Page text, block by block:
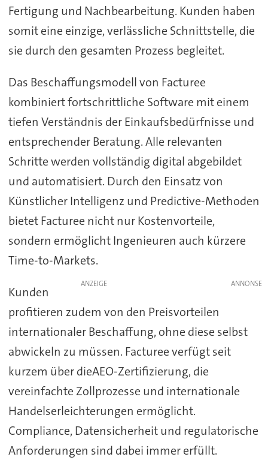
Fertigung und Nachbearbeitung. Kunden haben
somit eine einzige, verlässliche Schnittstelle, die
sie durch den gesamten Prozess begleitet.
Das Beschaffungsmodell von Facturee
kombiniert fortschrittliche Software mit einem
tiefen Verständnis der Einkaufsbedürfnisse und
entsprechender Beratung. Alle relevanten
Schritte werden vollständig digital abgebildet
und automatisiert. Durch den Einsatz von
Künstlicher Intelligenz und Predictive-Methoden
bietet Facturee nicht nur Kostenvorteile,
sondern ermöglicht Ingenieuren auch kürzere
Time-to-Markets.
ANZEIGE
Kunden
profitieren zudem von den Preisvorteilen
internationaler Beschaffung, ohne diese selbst
abwickeln zu müssen. Facturee verfügt seit
kurzem über dieAEO-Zertifizierung, die
vereinfachte Zollprozesse und internationale
Handelserleichterungen ermöglicht.
Compliance, Datensicherheit und regulatorische
Anforderungen sind dabei immer erfüllt.